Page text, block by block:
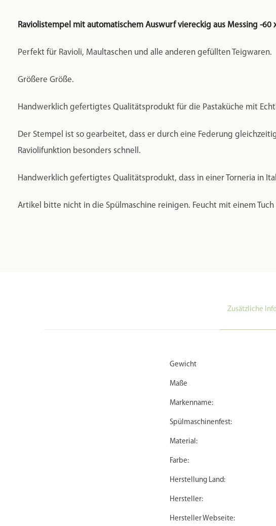
Raviolistempel mit automatischem Auswurf viereckig aus Messing -60
Perfekt für Ravioli, Maultaschen und alle anderen gefüllten Teigwaren.
Größere Größe.
Handwerklich gefertigtes Qualitätsprodukt für die Pastaküche mit
Der Stempel ist so gearbeitet, dass er durch eine Federung
Raviolifunktion besonders schnell.
Handwerklich gefertigtes Qualitätsprodukt, dass in einer Torneria in
Artikel bitte nicht in die Spülmaschine reinigen. Feucht mit einem
Zusätzliche
Gewicht
Maße
Markenname:
Spülmaschinenfest:
Material:
Farbe:
Herstellung Land:
Hersteller:
Hersteller Webseite: